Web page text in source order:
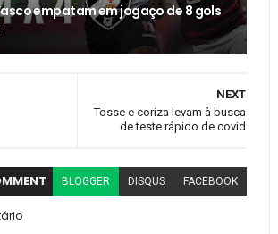
empatam em jogaço de 8 gols
NEXT
Tosse e coriza levam à busca
de teste rápido de covid
BLOGGER DISQUS FACEBOOK